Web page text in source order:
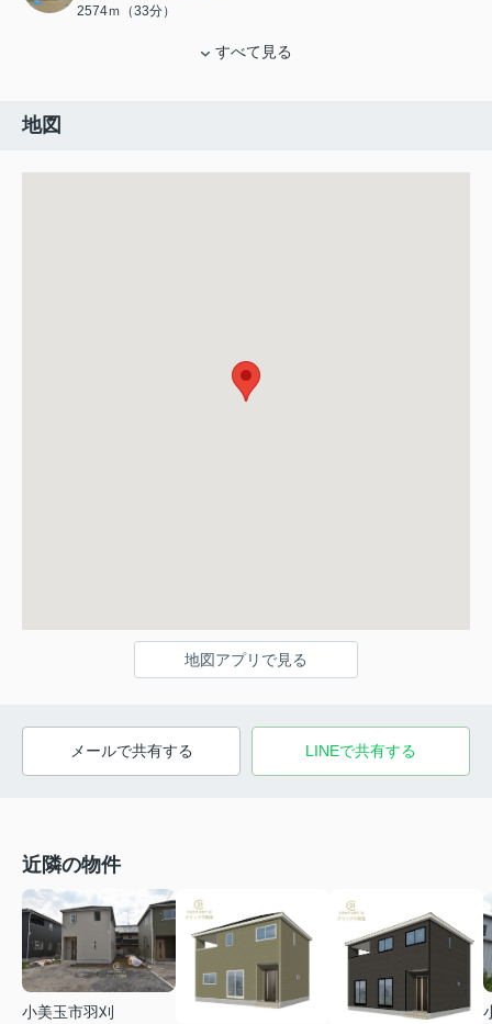
2574ｍ（33分）
すべて見る
地図
地図アプリで見る
メールで共有する LINEで共有する
近隣の物件
小美玉市羽刈